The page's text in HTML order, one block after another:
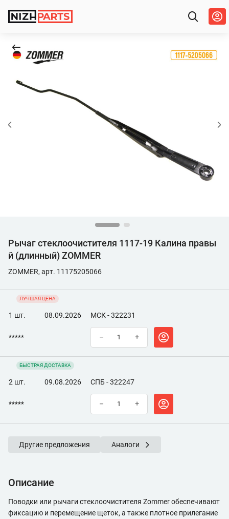
Рычаг стеклоочистителя 1117-19 Калина правы
й (длинный) ZOMMER
ZOMMER, арт. 11175205066
ЛУЧШАЯ ЦЕНА
1 шт. 08.09.2026 МСК - 322231
***** – +
БЫСТРАЯ ДОСТАВКА
2 шт. 09.08.2026 СПБ - 322247
***** – +
Другие предложения Аналоги
Описание
Поводки или рычаги стеклоочистителя Zommer обеспечивают
фиксацию и перемещение щеток, а также плотное прилегание